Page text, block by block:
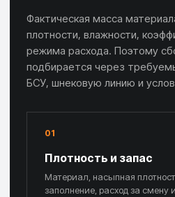
Фактическая масса
плотности, влажности,
режима расхода. Поэтому
подбирается через
БСУ, шнековую линию и
01
Плотность и запас
Материал, насыпная
заполнение, расход за смену